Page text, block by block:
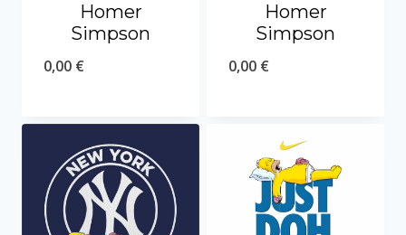
Homer
Simpson
0,00 €
Homer
Simpson
0,00 €